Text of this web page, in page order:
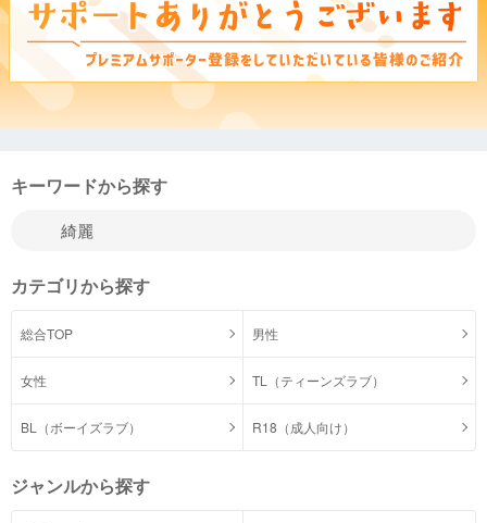
キーワードから探す
カテゴリから探す
総合TOP 男性
女性 TL（ティーンズラブ）
BL（ボーイズラブ） R18（成人向け）
ジャンルから探す